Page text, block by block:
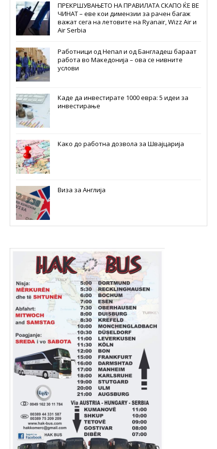
ПРЕКРШУВАЊЕТО НА ПРАВИЛАТА СКАПО ЌЕ ВЕ
ЧИНАТ – еве кои димензии за рачен багаж
важат сега на летовите на Ryanair, Wizz Air и
Air Serbia
Работници од Непал и од Бангладеш бараат
работа во Македонија – ова се нивните
услови
Каде да инвестирате 1000 евра: 5 идеи за
инвестирање
Како до работна дозвола за Швајцарија
Виза за Англија